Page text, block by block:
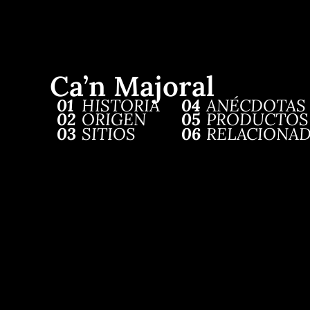
Ca’n Majoral
01
02
03
HISTORIA
ORIGEN
SITIOS
04
05
06
ANÉCDOTAS
PRODUCTOS